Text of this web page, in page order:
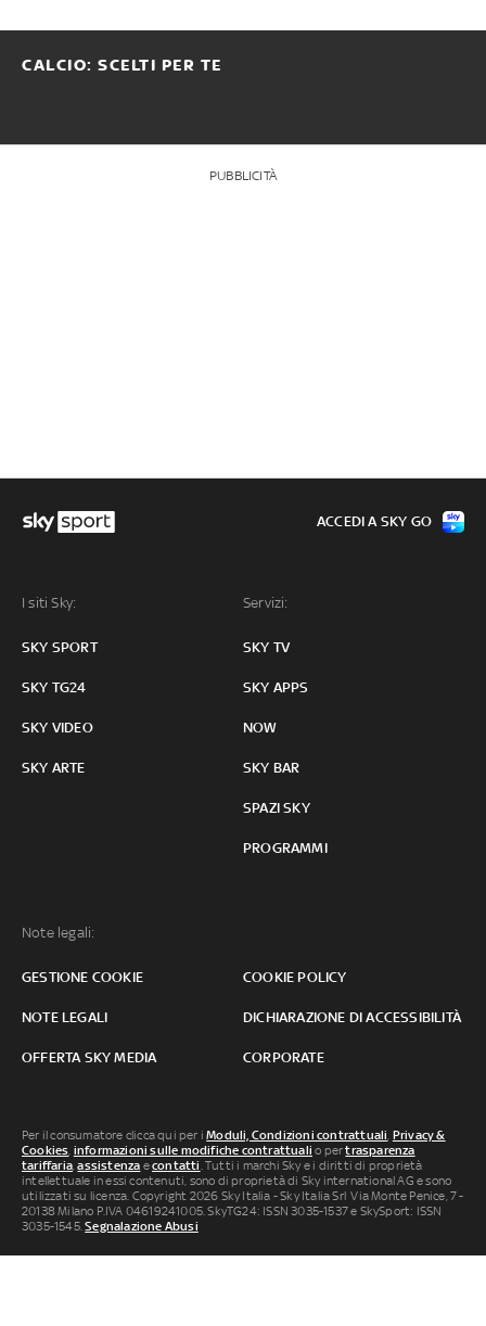
CALCIO: SCELTI PER TE
PUBBLICITÀ
I siti Sky:
SKY SPORT
SKY TG24
SKY VIDEO
SKY ARTE
Servizi:
SKY TV
SKY APPS
NOW
SKY BAR
SPAZI SKY
PROGRAMMI
Note legali:
GESTIONE COOKIE COOKIE POLICY
NOTE LEGALI DICHIARAZIONE DI ACCESSIBILITÀ
OFFERTA SKY MEDIA CORPORATE
ACCEDI A SKY GO
Per il consumatore clicca qui per iModuli, Condizioni contrattuali, Privacy &
Cookies, informazioni sulle modifiche contrattuali o pertrasparenza
tariffaria,assistenza econtatti. Tutti i marchi Sky e i diritti di proprietà
intellettuale in essi contenuti, sono di proprietà di Sky international AG e sono
utilizzati su licenza. Copyright 2026 Sky Italia - Sky Italia Srl Via Monte Penice, 7 -
20138 Milano P.IVA 04619241005. SkyTG24: ISSN 3035-1537 e SkySport: ISSN
3035-1545.Segnalazione Abusi